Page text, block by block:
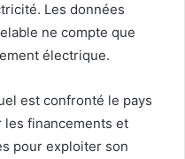
Les données
ne compte que
électrique.
est confronté le pays
financements et
pour exploiter son